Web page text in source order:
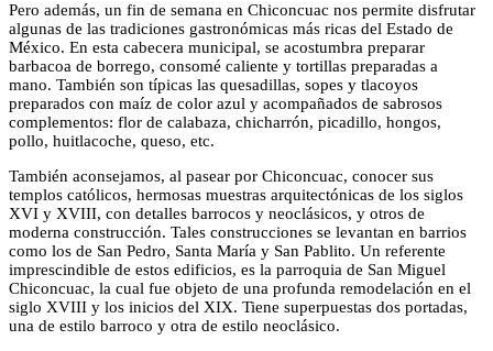
Pero además, un fin de semana en Chiconcuac nos permite disfrutar
algunas de las tradiciones gastronómicas más ricas del Estado de
México. En esta cabecera municipal, se acostumbra preparar
barbacoa de borrego, consomé caliente y tortillas preparadas a
mano. También son típicas las quesadillas, sopes y tlacoyos
preparados con maíz de color azul y acompañados de sabrosos
complementos: flor de calabaza, chicharrón, picadillo, hongos,
pollo, huitlacoche, queso, etc.
También aconsejamos, al pasear por Chiconcuac, conocer sus
templos católicos, hermosas muestras arquitectónicas de los siglos
XVI y XVIII, con detalles barrocos y neoclásicos, y otros de
moderna construcción. Tales construcciones se levantan en barrios
como los de San Pedro, Santa María y San Pablito. Un referente
imprescindible de estos edificios, es la parroquia de San Miguel
Chiconcuac, la cual fue objeto de una profunda remodelación en el
siglo XVIII y los inicios del XIX. Tiene superpuestas dos portadas,
una de estilo barroco y otra de estilo neoclásico.